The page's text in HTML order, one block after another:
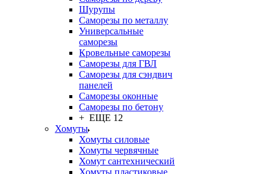
Шурупы
Саморезы по металлу
Универсальные
саморезы
Кровельные саморезы
Саморезы для ГВЛ
Саморезы для сэндвич
панелей
Саморезы оконные
Саморезы по бетону
+ ЕЩЕ 12
Хомуты
Хомуты силовые
Хомуты червячные
Хомут сантехнический
Хомуты пластиковые